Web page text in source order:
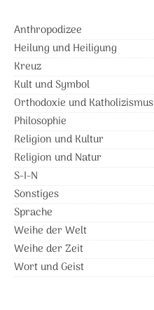
Anthropodizee
Heilung und Heiligung
Kreuz
Kult und Symbol
Orthodoxie und Katholizismus
Philosophie
Religion und Kultur
Religion und Natur
S-I-N
Sonstiges
Sprache
Weihe der Welt
Weihe der Zeit
Wort und Geist